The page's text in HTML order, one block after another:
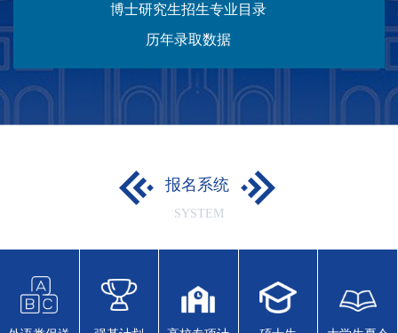
博士研究生招生专业目录
历年录取数据
报名系统
SYSTEM